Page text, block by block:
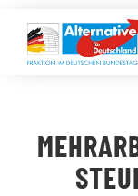
Inhalt
springen
LANDESGRUPPEN